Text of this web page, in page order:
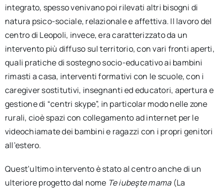
integrato, spesso venivano poi rilevati altri bisogni di
natura psico-sociale, relazionale e affettiva. Il lavoro del
centro di Leopoli, invece, era caratterizzato da un
intervento più diffuso sul territorio, con vari fronti aperti,
quali pratiche di sostegno socio-educativo ai bambini
rimasti a casa, interventi formativi con le scuole, con i
caregiver sostitutivi, insegnanti ed educatori, apertura e
gestione di “centri skype”, in particolar modo nelle zone
rurali, cioè spazi con collegamento ad internet per le
videochiamate dei bambini e ragazzi con i propri genitori
all’estero.
Quest’ultimo intervento è stato al centro anche di un
ulteriore progetto dal nome Te iubeşte mama (La